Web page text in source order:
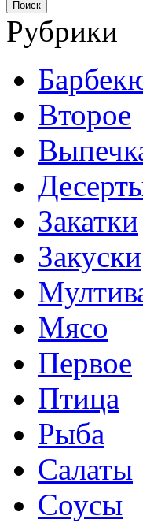
Рубрики
Второе
Закатки
Закуски
Мясо
Первое
Птица
Рыба
Салаты
Соусы